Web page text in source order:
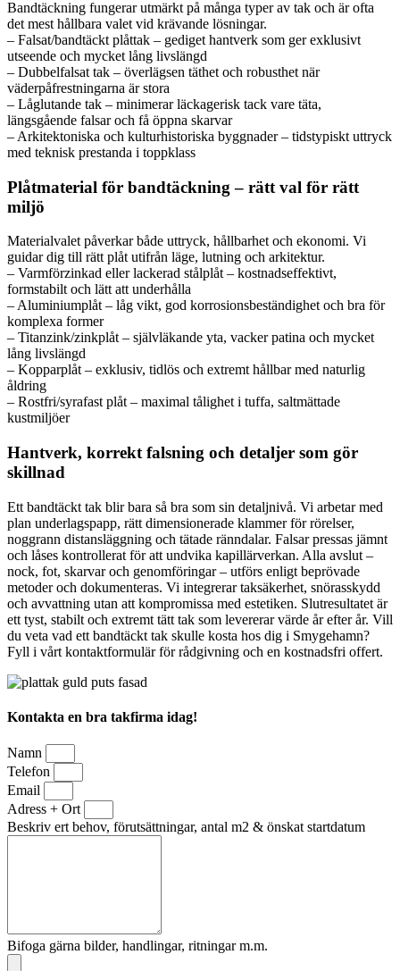
Bandtäckning fungerar utmärkt på många typer av tak och är ofta
det mest hållbara valet vid krävande lösningar.
– Falsat/bandtäckt plåttak – gediget hantverk som ger exklusivt
utseende och mycket lång livslängd
– Dubbelfalsat tak – överlägsen täthet och robusthet när
väderpåfrestningarna är stora
– Låglutande tak – minimerar läckagerisk tack vare täta,
längsgående falsar och få öppna skarvar
– Arkitektoniska och kulturhistoriska byggnader – tidstypiskt uttryck
med teknisk prestanda i toppklass
Plåtmaterial för bandtäckning – rätt val för rätt
miljö
Materialvalet påverkar både uttryck, hållbarhet och ekonomi. Vi
guidar dig till rätt plåt utifrån läge, lutning och arkitektur.
– Varmförzinkad eller lackerad stålplåt – kostnadseffektivt,
formstabilt och lätt att underhålla
– Aluminiumplåt – låg vikt, god korrosionsbeständighet och bra för
komplexa former
– Titanzink/zinkplåt – självläkande yta, vacker patina och mycket
lång livslängd
– Kopparplåt – exklusiv, tidlös och extremt hållbar med naturlig
åldring
– Rostfri/syrafast plåt – maximal tålighet i tuffa, saltmättade
kustmiljöer
Hantverk, korrekt falsning och detaljer som gör
skillnad
Ett bandtäckt tak blir bara så bra som sin detaljnivå. Vi arbetar med
plan underlagspapp, rätt dimensionerade klammer för rörelser,
noggrann distansläggning och tätade ränndalar. Falsar pressas jämnt
och låses kontrollerat för att undvika kapillärverkan. Alla avslut –
nock, fot, skarvar och genomföringar – utförs enligt beprövade
metoder och dokumenteras. Vi integrerar taksäkerhet, snörasskydd
och avvattning utan att kompromissa med estetiken. Slutresultatet är
ett tyst, stabilt och extremt tätt tak som levererar värde år efter år. Vill
du veta vad ett bandtäckt tak skulle kosta hos dig i Smygehamn?
Fyll i vårt kontaktformulär för rådgivning och en kostnadsfri offert.
Kontakta en bra takfirma idag!
Namn
Telefon
Email
Adress + Ort
Beskriv ert behov, förutsättningar, antal m2 & önskat startdatum
Bifoga gärna bilder, handlingar, ritningar m.m.